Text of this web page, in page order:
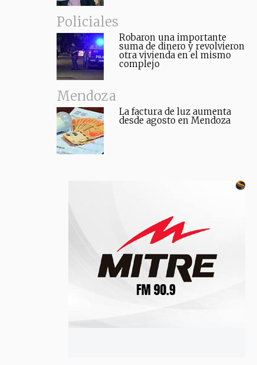
Policiales
Robaron una importante
suma de dinero y revolvieron
otra vivienda en el mismo
complejo
Mendoza
La factura de luz aumenta
desde agosto en Mendoza